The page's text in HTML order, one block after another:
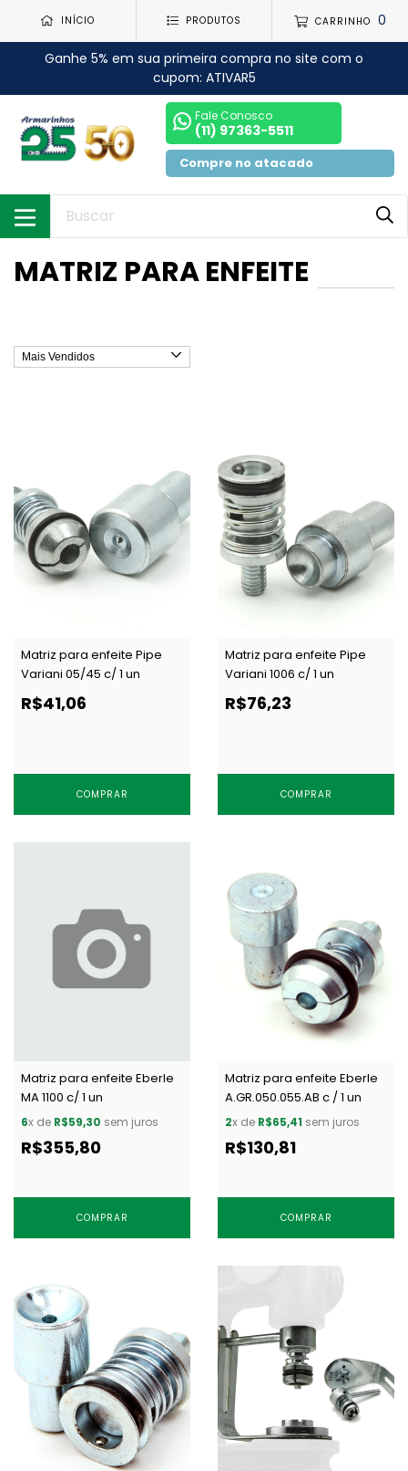
INÍCIO PRODUTOS CARRINHO 0
Ganhe 5% em sua primeira compra no site com o
cupom: ATIVAR5
Fale Conosco
(11) 97363-5511
Compre no atacado
MATRIZ PARA ENFEITE
Matriz para enfeite Pipe
Variani 05/45 c/ 1 un
R$41,06
COMPRAR
Matriz para enfeite Pipe
Variani 1006 c/ 1 un
R$76,23
COMPRAR
Matriz para enfeite Eberle
MA 1100 c/ 1 un
6x de R$59,30 sem juros
R$355,80
COMPRAR
Matriz para enfeite Eberle
A.GR.050.055.AB c / 1 un
2x de R$65,41 sem juros
R$130,81
COMPRAR